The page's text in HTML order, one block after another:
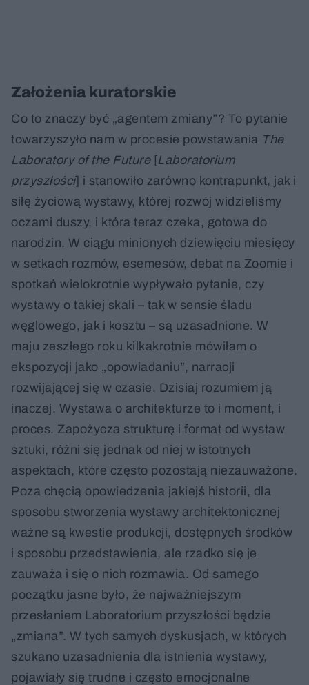
Założenia kuratorskie
Co to znaczy być „agentem zmiany”? To pytanie
towarzyszyło nam w procesie powstawania The
Laboratory of the Future[Laboratorium
przyszłości] i stanowiło zarówno kontrapunkt, jak i
siłę życiową wystawy, której rozwój widzieliśmy
oczami duszy, i która teraz czeka, gotowa do
narodzin. W ciągu minionych dziewięciu miesięcy
w setkach rozmów, esemesów, debat na Zoomie i
spotkań wielokrotnie wypływało pytanie, czy
wystawy o takiej skali – tak w sensie śladu
węglowego, jak i kosztu – są uzasadnione. W
maju zeszłego roku kilkakrotnie mówiłam o
ekspozycji jako „opowiadaniu”, narracji
rozwijającej się w czasie. Dzisiaj rozumiem ją
inaczej. Wystawa o architekturze to i moment, i
proces. Zapożycza strukturę i format od wystaw
sztuki, różni się jednak od niej w istotnych
aspektach, które często pozostają niezauważone.
Poza chęcią opowiedzenia jakiejś historii, dla
sposobu stworzenia wystawy architektonicznej
ważne są kwestie produkcji, dostępnych środków
i sposobu przedstawienia, ale rzadko się je
zauważa i się o nich rozmawia. Od samego
początku jasne było, że najważniejszym
przesłaniem Laboratorium przyszłości będzie
„zmiana”. W tych samych dyskusjach, w których
szukano uzasadnienia dla istnienia wystawy,
pojawiały się trudne i często emocjonalne